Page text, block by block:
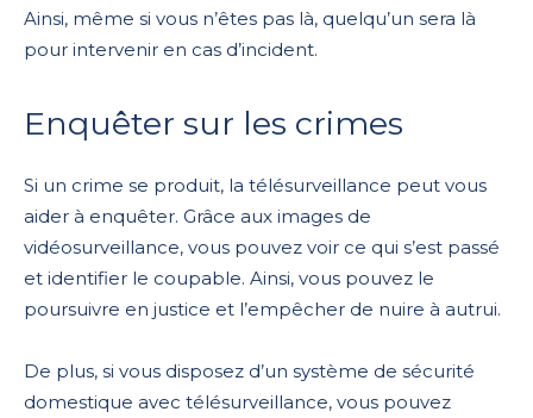
Ainsi, même si vous n’êtes pas là, quelqu’un sera là
pour intervenir en cas d’incident.
Enquêter sur les crimes
Si un crime se produit, la télésurveillance peut vous
aider à enquêter. Grâce aux images de
vidéosurveillance, vous pouvez voir ce qui s’est passé
et identifier le coupable. Ainsi, vous pouvez le
poursuivre en justice et l’empêcher de nuire à autrui.
De plus, si vous disposez d’un système de sécurité
domestique avec télésurveillance, vous pouvez